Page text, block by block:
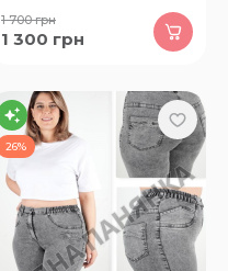
1 700грн
1 300 грн
26%